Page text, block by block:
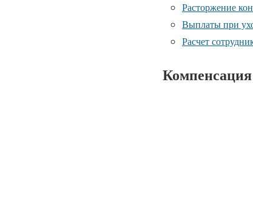
Расторжение
Выплаты при
Расчет